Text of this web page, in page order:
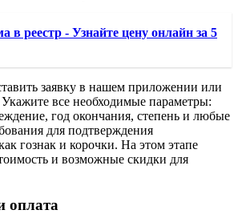
в реестр - Узнайте цену онлайн за 5
заявку в нашем приложении или
все необходимые параметры:
год окончания, степень и любые
для подтверждения
гознак и корочки. На этом этапе
и возможные скидки для
оплата